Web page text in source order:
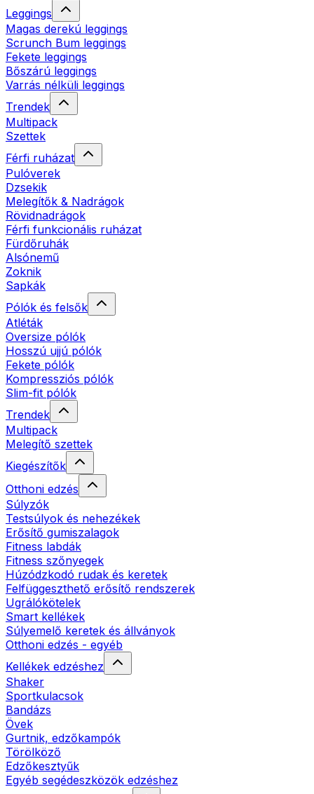
Leggings
Magas derekú leggings
Scrunch Bum leggings
Fekete leggings
Bőszárú leggings
Varrás nélküli leggings
Trendek
Multipack
Szettek
Férfi ruházat
Pulóverek
Dzsekik
Melegítők & Nadrágok
Rövidnadrágok
Férfi funkcionális ruházat
Fürdőruhák
Alsónemű
Zoknik
Sapkák
Pólók és felsők
Atléták
Oversize pólók
Hosszú ujjú pólók
Fekete pólók
Kompressziós pólók
Slim-fit pólók
Trendek
Multipack
Melegítő szettek
Kiegészítők
Otthoni edzés
Súlyzók
Testsúlyok és nehezékek
Erősítő gumiszalagok
Fitness labdák
Fitness szőnyegek
Húzódzkodó rudak és keretek
Felfüggeszthető erősítő rendszerek
Ugrálókötelek
Smart kellékek
Súlyemelő keretek és állványok
Otthoni edzés - egyéb
Kellékek edzéshez
Shaker
Sportkulacsok
Bandázs
Övek
Gurtnik, edzőkampók
Törölköző
Edzőkesztyűk
Egyéb segédeszközök edzéshez